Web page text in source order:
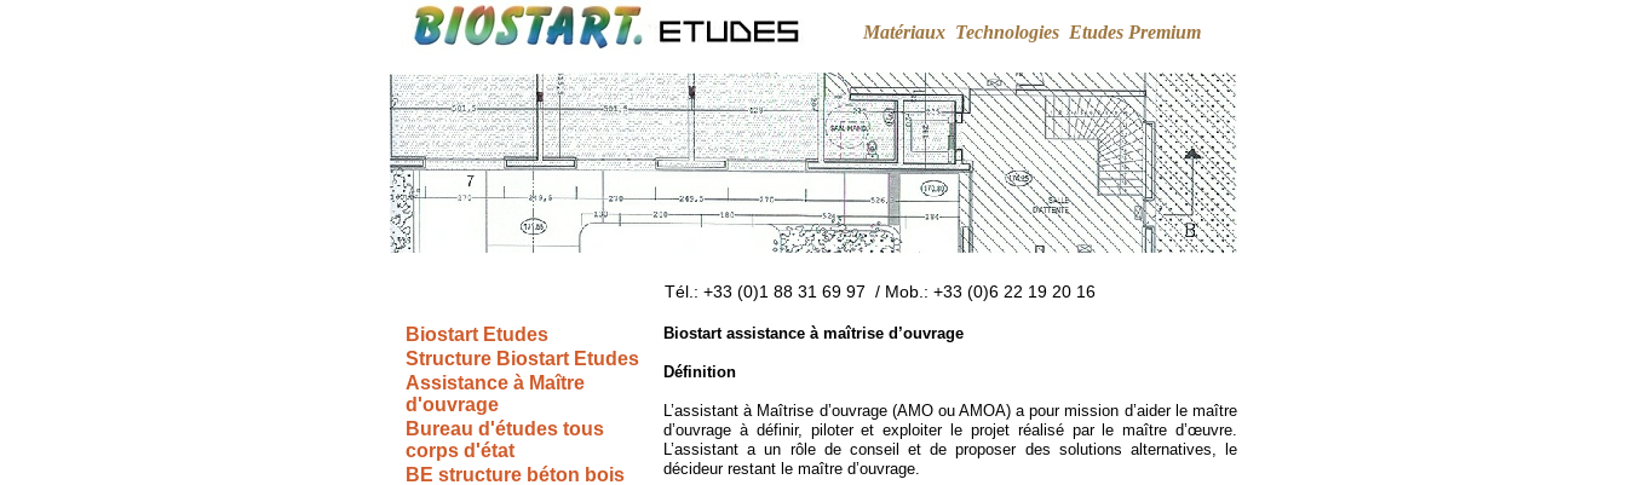
Biostart assistance à maîtrise d’ouvrage
Définition
L’assistant à Maîtrise d’ouvrage (AMO ou AMOA) a pour mission d’aider le maître
d’ouvrage à définir, piloter et exploiter le projet réalisé par le maître d’œuvre.
L’assistant a un rôle de conseil et de proposer des solutions alternatives, le
décideur restant le maître d’ouvrage.
Matériaux Technologies Etudes Premium
Biostart Etudes
Structure Biostart Etudes
Assistance à Maître
d'ouvrage
Bureau d'études tous
corps d'état
BE structure béton bois
Tél.: +33 (0)1 88 31 69 97 / Mob.: +33 (0)6 22 19 20 16